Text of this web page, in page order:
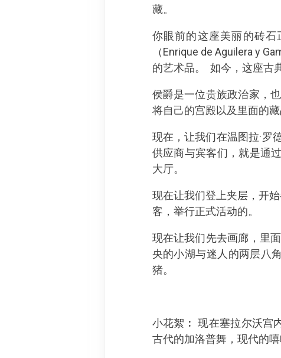
藏。
你眼前的这座美丽的砖石
（Enrique de Aguilera y
的艺术品。 如今，这座古
侯爵是一位贵族政治家，
将自己的宫殿以及里面的
现在，让我们在温图拉·罗
供应商与宾客们，就是通
大厅。
现在让我们登上夹层，开
客，举行正式活动的。
现在让我们先去画廊，里
央的小湖与迷人的两层八
猪。
小花絮︰ 现在塞拉尔沃宫
古代的加洛普舞，现代的嘻